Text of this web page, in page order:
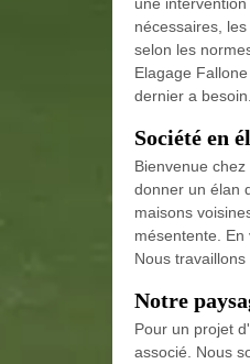
nécessaires,
selon les
Elagage
dernier a besoin.
Société en
Bienvenue
donner un élan
maisons
mésentente.
Nous
Notre
Pour un projet
associé. Nous